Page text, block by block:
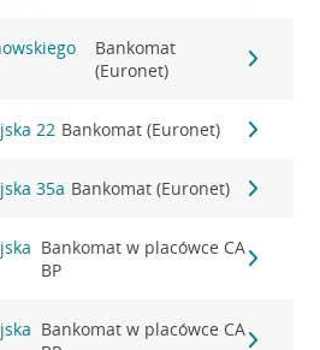
Bankomat
(Euronet)
22 Bankomat (Euronet)
35a Bankomat (Euronet)
Bankomat w placówce CA
BP
Bankomat w placówce CA